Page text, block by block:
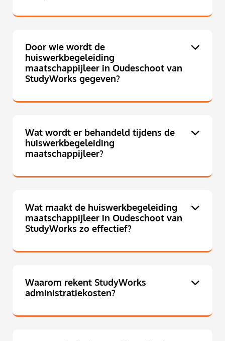
Door wie wordt de
huiswerkbegeleiding
maatschappijleer in Oudeschoot van
StudyWorks gegeven?
Wat wordt er behandeld tijdens de
huiswerkbegeleiding
maatschappijleer?
Wat maakt de huiswerkbegeleiding
maatschappijleer in Oudeschoot van
StudyWorks zo effectief?
Waarom rekent StudyWorks
administratiekosten?